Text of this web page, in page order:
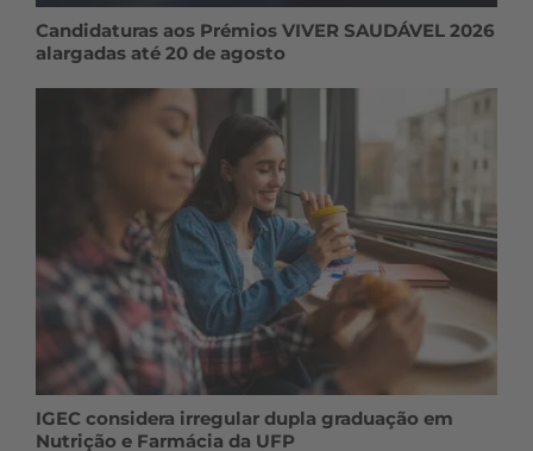
Candidaturas aos Prémios VIVER SAUDÁVEL 2026
alargadas até 20 de agosto
IGEC considera irregular dupla graduação em
Nutrição e Farmácia da UFP